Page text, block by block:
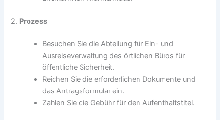
2. Prozess
Besuchen Sie die Abteilung für Ein- und
Ausreiseverwaltung des örtlichen Büros für
öffentliche Sicherheit.
Reichen Sie die erforderlichen Dokumente und
das Antragsformular ein.
Zahlen Sie die Gebühr für den Aufenthaltstitel.